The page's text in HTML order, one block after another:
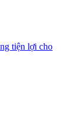
tiện lợi cho